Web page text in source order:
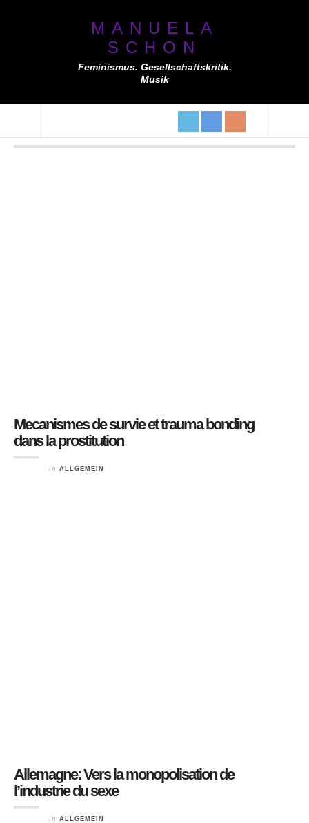
MANUELA
SCHON
Feminismus. Gesellschaftskritik.
Musik
Mecanismes de survie et trauma bonding
dans la prostitution
in ALLGEMEIN
Allemagne: Vers la monopolisation de
l’industrie du sexe
in ALLGEMEIN